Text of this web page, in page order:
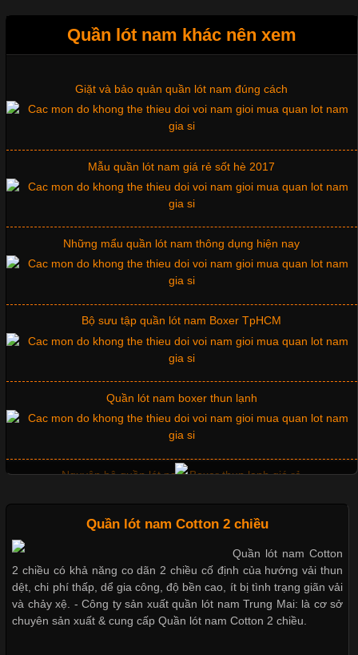
Những Mẫu Áo Thun Đồng Phục Công Ty Được Ưa
Chuộng Hiện Nay
Cập nhật 2026-06-01 14:23:34
Trong môi trường kinh doanh hiện đại, việc xây dựng hình ảnh
chuyên nghiệp đóng vai trò quan trọng đối với sự phát triển của
đơn vị lựa chọn hiện nay là sử dụng áo thun đồng phục công ty.
Không chỉ giúp tạo sự đồng bộ, áo thun
Chất Liệu Lycra Có Gì Đặc Biệt Trong Ngành Thời Trang?
Vải Lycra Là Gì? Chất Liệu Co Giãn Được Ưa Chuộng Trong
Ngành May Mặc Trong ngành thời trang hiện đại, các loại vải có
khả năng co giãn tốt ngày càng được ưa chuộng nhằm mang lại
trong những chất liệu nổi bật nhờ độ đàn hồi cao,
Chất Liệu Bamboo Xu Hướng Mới Trong Ngành Thời Trang
Cập nhật 2026-05-21 14:59:25
Trong những năm gần đây, vải Bamboo đang trở thành một
Quần lót nam khác nên xem
Giặt và bảo quản quần lót nam đúng cách
Mẫu quần lót nam giá rẻ sốt hè 2017
Những mẩu quần lót nam thông dụng hiện nay
Bộ sưu tập quần lót nam Boxer TpHCM
Quần lót nam boxer thun lạnh
Nguyên bộ quần lót nam Boxer thun lạnh giá rẻ
Dễ chịu hơn với quần lót nam giá rẻ vải Cotton 4 chiều
Mẫu quần short quần lót nam nữ hè thu 2017
Quần lót nam Cotton 2 chiều
Quần lót nam Cotton
2 chiều có khả năng co dãn 2 chiều cố định của hướng vải thun
dệt, chi phí thấp, dể gia công, độ bền cao, ít bị tình trạng giãn vải
và chảy xệ. - Công ty sản xuất quần lót nam Trung Mai: là cơ sở
chuyên sản xuất & cung cấp Quần lót nam Cotton 2 chiều.